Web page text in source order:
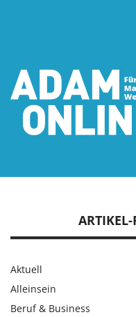
Aktuell
Alleinsein
Beruf & Business